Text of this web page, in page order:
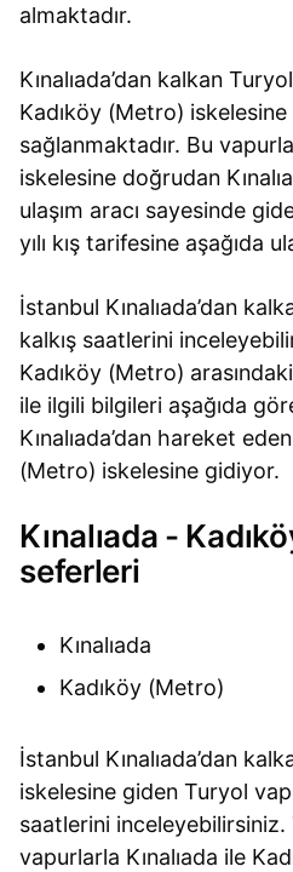
almaktadır.
Kınalıada’dan kalkan
Kadıköy (Metro) iskelesine
sağlanmaktadır. Bu
iskelesine doğrudan
ulaşım aracı sayesinde
yılı kış tarifesine aşağıda
İstanbul Kınalıada’dan
kalkış saatlerini
Kadıköy (Metro)
ile ilgili bilgileri aşağıda
Kınalıada’dan hareket
(Metro) iskelesine gidiyor.
Kınalıada -
seferleri
Kınalıada
Kadıköy (Metro)
İstanbul Kınalıada’dan
iskelesine giden Turyol
saatlerini inceleyebilirsiniz.
vapurlarla Kınalıada ile